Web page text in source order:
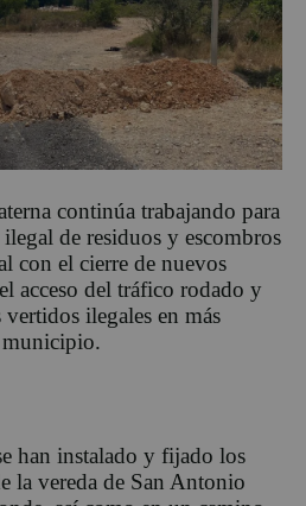
continúa trabajando para
de residuos y escombros
con el cierre de nuevos
acceso del tráfico rodado y
ilegales en más
municipio.
han instalado y fijado los
la vereda de San Antonio